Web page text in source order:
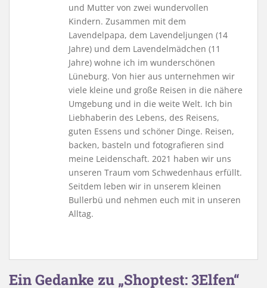
und Mutter von zwei wundervollen
Kindern. Zusammen mit dem
Lavendelpapa, dem Lavendeljungen (14
Jahre) und dem Lavendelmädchen (11
Jahre) wohne ich im wunderschönen
Lüneburg. Von hier aus unternehmen wir
viele kleine und große Reisen in die nähere
Umgebung und in die weite Welt. Ich bin
Liebhaberin des Lebens, des Reisens,
guten Essens und schöner Dinge. Reisen,
backen, basteln und fotografieren sind
meine Leidenschaft. 2021 haben wir uns
unseren Traum vom Schwedenhaus erfüllt.
Seitdem leben wir in unserem kleinen
Bullerbü und nehmen euch mit in unseren
Alltag.
Ein Gedanke zu „Shoptest: 3Elfen“